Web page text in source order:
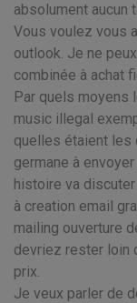
absolument aucun
Vous voulez vous
outlook. Je ne
combinée à achat
Par quels
music illegal
quelles étaient les
germane à
histoire va
à creation email
mailing ouverture
devriez rester loin
prix.
Je veux parler de